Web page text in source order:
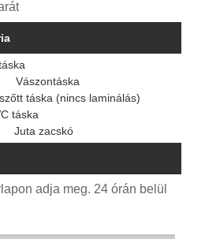
Vászontáska
táska (nincs laminálás)
táska
Juta zacskó
adja meg. 24 órán belül